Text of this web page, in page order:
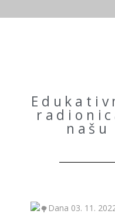
O
Dana 03. 11.